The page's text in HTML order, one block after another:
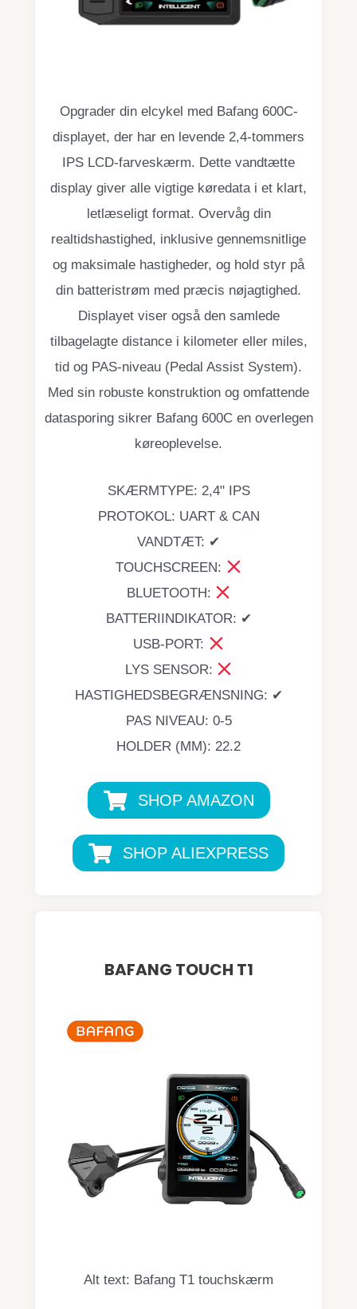
Opgrader din elcykel med Bafang 600C-
displayet, der har en levende 2,4-tommers
IPS LCD-farveskærm. Dette vandtætte
display giver alle vigtige køredata i et klart,
letlæseligt format. Overvåg din
realtidshastighed, inklusive gennemsnitlige
og maksimale hastigheder, og hold styr på
din batteristrøm med præcis nøjagtighed.
Displayet viser også den samlede
tilbagelagte distance i kilometer eller miles,
tid og PAS-niveau (Pedal Assist System).
Med sin robuste konstruktion og omfattende
datasporing sikrer Bafang 600C en overlegen
køreoplevelse.
SKÆRMTYPE: 2,4" IPS
PROTOKOL: UART & CAN
VANDTÆT: ✔
TOUCHSCREEN:
BLUETOOTH:
BATTERIINDIKATOR: ✔
USB-PORT:
LYS SENSOR:
HASTIGHEDSBEGRÆNSNING: ✔
PAS NIVEAU: 0-5
HOLDER (MM): 22.2
SHOP AMAZON
SHOP ALIEXPRESS
BAFANG TOUCH T1
Alt text: Bafang T1 touchskærm